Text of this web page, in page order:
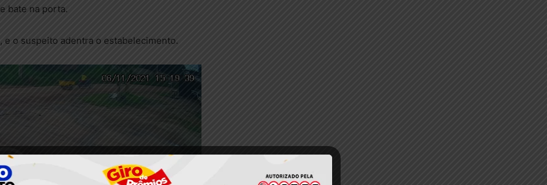
bate na porta.
o suspeito adentra o estabelecimento.